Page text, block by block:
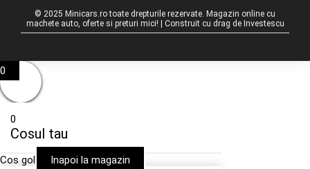
© 2025 Minicars.ro toate drepturile rezervate. Magazin online cu
machete auto, oferte si preturi mici! | Construit cu drag de Investescu
0
0
Cosul tau
Cos gol Inapoi la magazin